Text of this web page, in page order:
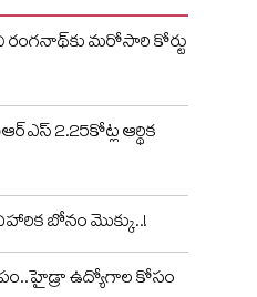
మరోసారి కోర్టు
2.25కోట్ల ఆర్థిక
బోనం మొక్కు..!
ఉద్యోగాల కోసం